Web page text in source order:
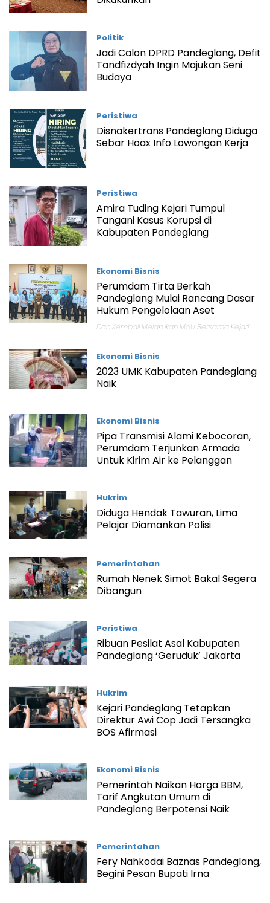
Politik
Jadi Calon DPRD Pandeglang, Defit
Tandfizdyah Ingin Majukan Seni
Budaya
Peristiwa
Disnakertrans Pandeglang Diduga
Sebar Hoax Info Lowongan Kerja
Peristiwa
Amira Tuding Kejari Tumpul
Tangani Kasus Korupsi di
Kabupaten Pandeglang
Ekonomi Bisnis
Perumdam Tirta Berkah
Pandeglang Mulai Rancang Dasar
Hukum Pengelolaan Aset
Dan Kembali Melakukan MoU Bersama Kejari
Ekonomi Bisnis
2023 UMK Kabupaten Pandeglang
Naik
Ekonomi Bisnis
Pipa Transmisi Alami Kebocoran,
Perumdam Terjunkan Armada
Untuk Kirim Air ke Pelanggan
Hukrim
Diduga Hendak Tawuran, Lima
Pelajar Diamankan Polisi
Pemerintahan
Rumah Nenek Simot Bakal Segera
Dibangun
Peristiwa
Ribuan Pesilat Asal Kabupaten
Pandeglang ‘Geruduk’ Jakarta
Hukrim
Kejari Pandeglang Tetapkan
Direktur Awi Cop Jadi Tersangka
BOS Afirmasi
Ekonomi Bisnis
Pemerintah Naikan Harga BBM,
Tarif Angkutan Umum di
Pandeglang Berpotensi Naik
Pemerintahan
Fery Nahkodai Baznas Pandeglang,
Begini Pesan Bupati Irna